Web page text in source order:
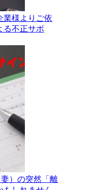
業様よりご依
る不正サボ
）の突然「離